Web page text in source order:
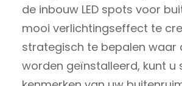
de inbouw LED spots voor
mooi verlichtingseffect te
strategisch te bepalen waar
worden geïnstalleerd, kunt u